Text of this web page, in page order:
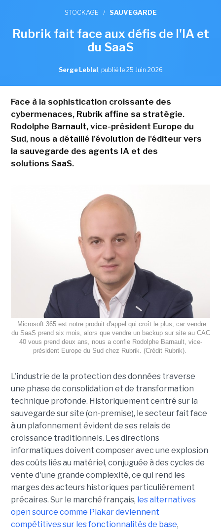
STOCKAGE / SAUVEGARDE
Rubrik fait face aux défis de l'IA et
du SaaS
Serge Leblal , publié le 25 Juin 2026
Face à la sophistication croissante des
cybermenaces, Rubrik affine sa stratégie.
Rodolphe Barnault, vice-président Europe du
Sud, nous a détaillé l'évolution de l'éditeur vers
la sauvegarde des agents IA et des
solutions SaaS.
Microsoft 365 est notre produit d'appel qui croît le plus, car vendre
du SaaS prend six mois, alors que vendre un backup sur site au CAC
40 vous prend deux ans, nous a confie Rodolphe Barnault, vice-
président Europe du Sud chez Rubrik. (Crédit Rubrik).
L'industrie de la protection des données traverse
une phase de consolidation et de transformation
technique profonde. Historiquement centré sur la
sauvegarde sur site (on-premise), le secteur fait face
à un plafonnement évident de ses relais de
croissance traditionnels. Les directions
informatiques doivent composer avec une explosion
des coûts liés au matériel, conjuguée à des cycles de
vente d'une grande complexité, ce qui rend les
marges des acteurs historiques particulièrement
précaires. Sur le marché français, les alternatives
open source comme Plakar deviennent
compétitives sur les fonctionnalités de base,